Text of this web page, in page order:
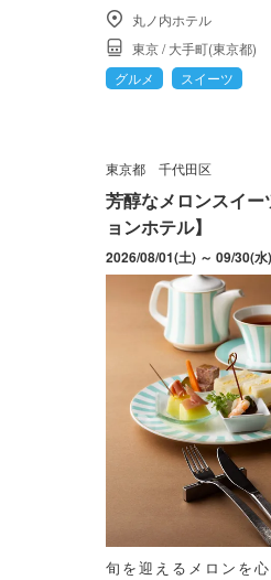
丸ノ内ホテル
東京/大手町(東京都)
グルメ
スイーツ
東京都 千代田区
芳醇なメロンスイ
ョンホテル】
2026/08/01(土) ～ 09/30(水)
旬を迎えるメロンを